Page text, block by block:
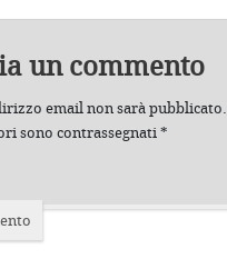
un commento
email non sarà pubblicato.
sono contrassegnati*